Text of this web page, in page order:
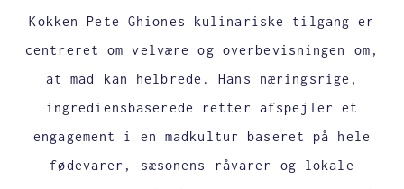
Kokken Pete Ghiones kulinariske tilgang er
centreret om velvære og overbevisningen om,
at mad kan helbrede. Hans næringsrige,
ingrediensbaserede retter afspejler et
engagement i en madkultur baseret på hele
fødevarer, sæsonens råvarer og lokale